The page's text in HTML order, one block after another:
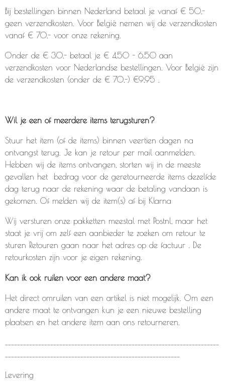
Bij bestellingen binnen Nederland betaal je vanaf € 50,-
geen verzendkosten. Voor België nemen wij de verzendkosten
vanaf € 70,- voor onze rekening.
Onder de € 30,- betaal je € 4,50 - 6,50 aan
verzendkosten voor Nederlandse bestellingen. Voor België zijn
de verzendkosten (onder de € 70,-) €9,95 .
Wil je een of meerdere items terugsturen?
Stuur het item (of de items) binnen veertien dagen na
ontvangst terug. Je kan je retour per mail aanmelden.
Hebben wij de items ontvangen, storten wij in de meeste
gevallen het bedrag voor de geretourneerde items dezelfde
dag terug naar de rekening waar de betaling vandaan is
gekomen. Of melden wij de item(s) af bij Klarna
Wij versturen onze pakketten meestal met Postnl, maar het
staat je vrij om zelf een aanbieder te zoeken om retour te
sturen Retouren gaan naar het adres op de factuur . De
retourkosten zijn voor je eigen rekening.
Kan ik ook ruilen voor een andere maat?
Het direct omruilen van een artikel is niet mogelijk. Om een
andere maat te ontvangen kun je een nieuwe bestelling
plaatsen en het andere item aan ons retourneren.
Levering